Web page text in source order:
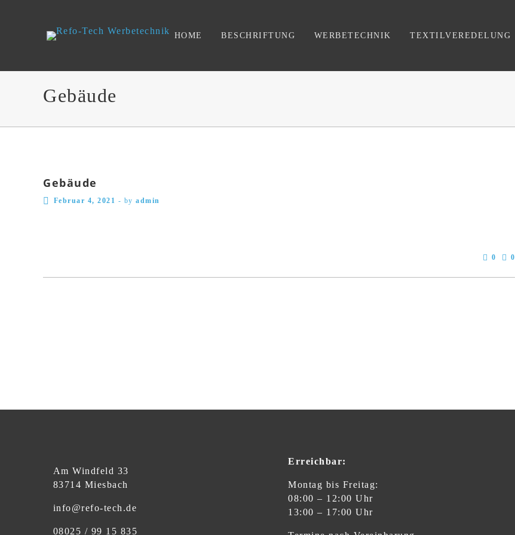
HOME BESCHRIFTUNG WERBETECHNIK TEXTILVEREDELUNG
Gebäude
Gebäude
Februar 4, 2021 - by admin
0 0
Am Windfeld 33
83714 Miesbach
info@refo-tech.de
08025 / 99 15 835
Erreichbar:
Montag bis Freitag:
08:00 – 12:00 Uhr
13:00 – 17:00 Uhr